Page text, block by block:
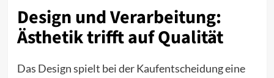
Design und Verarbeitung:
Ästhetik trifft auf Qualität
Das Design spielt bei der Kaufentscheidung eine